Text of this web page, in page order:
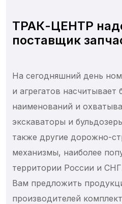
Диски фрикционные
Карданы
Рулевое управление
Шестерни
Раздаточная коробка
Коронки
ТО 1000 м/ч
ТО 2000 м/ч
ТО 500 м/ч
ТО 5000 м/ч
ТРАК-ЦЕНТР
поставщик
На сегодняшний день
и агрегатов насчитывает
наименований и
экскаваторы и
также другие дорожно-
механизмы, наиболее
территории России и
Вам предложить
производителей